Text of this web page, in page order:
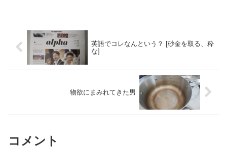
英語でコレなんという？ [砂金を取る、粋
な]
物欲にまみれてきた男
コメント